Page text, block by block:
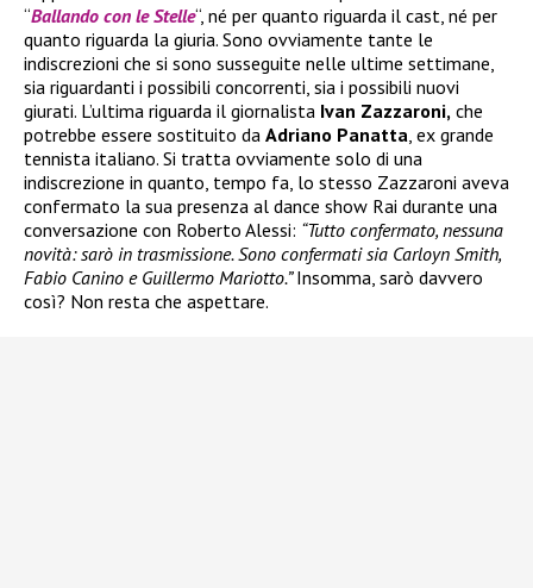
“Ballando con le Stelle“, né per quanto riguarda il cast, né per
quanto riguarda la giuria. Sono ovviamente tante le
indiscrezioni che si sono susseguite nelle ultime settimane,
sia riguardanti i possibili concorrenti, sia i possibili nuovi
giurati. L’ultima riguarda il giornalista Ivan Zazzaroni, che
potrebbe essere sostituito da Adriano Panatta , ex grande
tennista italiano. Si tratta ovviamente solo di una
indiscrezione in quanto, tempo fa, lo stesso Zazzaroni aveva
confermato la sua presenza al dance show Rai durante una
conversazione con Roberto Alessi: “Tutto confermato, nessuna
novità: sarò in trasmissione. Sono confermati sia Carloyn Smith,
Fabio Canino e Guillermo Mariotto.”Insomma, sarò davvero
così? Non resta che aspettare.